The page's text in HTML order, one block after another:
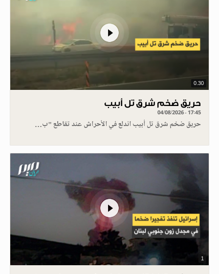
0.30
حريق ضخم شرق تل أبيب
04/08/2026 - 17:45
حريق ضخم شرق تل أبيب اندلع في الأحراش عند تقاطع "ب…
1